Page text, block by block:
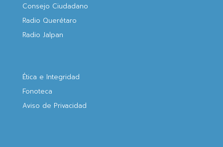
Consejo Ciudadano
Radio Querétaro
Radio Jalpan
Ética e Integridad
Fonoteca
Aviso de Privacidad